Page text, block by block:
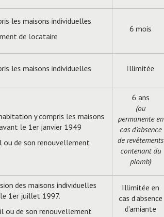
les maisons individuelles
de locataire
6 mois
les maisons individuelles Illimitée
y compris les maisons
le 1er janvier 1949
ou de son renouvellement
6 ans
(ou
permanente en
cas d’absence
de revêtements
contenant du
plomb)
des maisons individuelles
1er juillet 1997.
ou de son renouvellement
Illimitée en
cas d’absence
d’amiante